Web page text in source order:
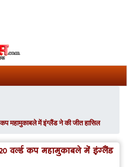
महामुकाबले में इंग्लैंड ने की जीत हासिल
वर्ल्ड कप महामुकाबले में इंग्लैंड